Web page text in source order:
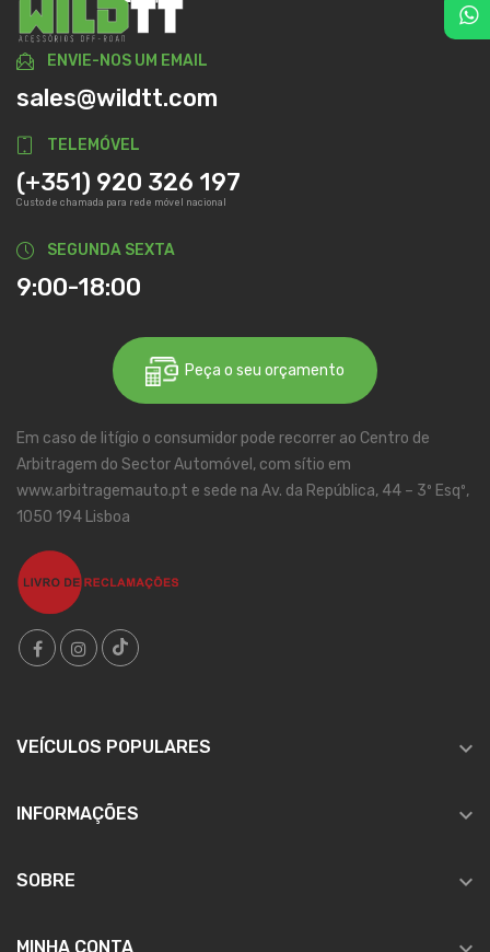
ENVIE-NOS UM EMAIL
sales@wildtt.com
TELEMÓVEL
(+351) 920 326 197
Custo de chamada para rede móvel nacional
SEGUNDA SEXTA
9:00-18:00
Peça o seu orçamento
Em caso de litígio o consumidor pode recorrer ao Centro de
Arbitragem do Sector Automóvel, com sítio em
www.arbitragemauto.pt e sede na Av. da República, 44 – 3º Esqº,
1050 194 Lisboa
VEÍCULOS POPULARES 
INFORMAÇÕES 
SOBRE 
MINHA CONTA